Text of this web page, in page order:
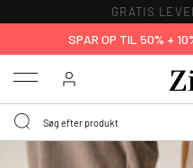
GRATIS
SPAR OP TIL 50% +
Menu